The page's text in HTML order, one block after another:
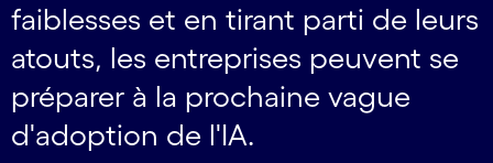
faiblesses et en tirant parti de leurs
atouts, les entreprises peuvent se
préparer à la prochaine vague
d'adoption de l'IA.